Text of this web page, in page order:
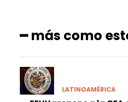
━ más como
LATINOAMÉRICA